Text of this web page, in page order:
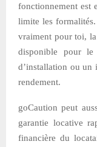
fonctionnement est
limite les
vraiment pour toi,
disponible pour le
d’installation ou un
rendement.
goCaution peut
garantie locative
financière du